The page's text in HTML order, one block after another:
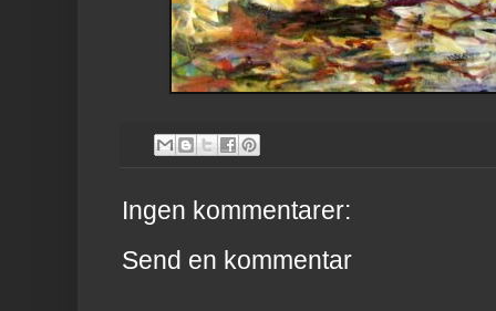
Ingen kommentarer:
Send en kommentar